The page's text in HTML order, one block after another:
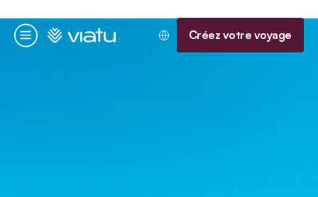
Menu
Accueil Créez votre voyage